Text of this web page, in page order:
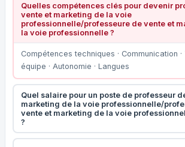
Quelles compétences clés pour devenir
vente et marketing de la voie
professionnelle/professeure de vente et
la voie professionnelle ?
Compétences techniques · Communication
équipe · Autonomie · Langues
Quel salaire pour un poste de professeur
marketing de la voie professionnelle/
vente et marketing de la voie
?